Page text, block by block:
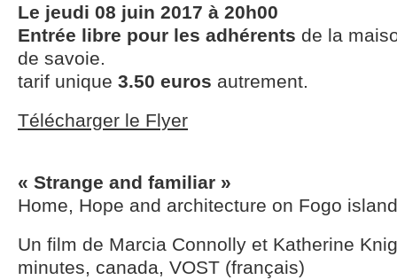
Le jeudi 08 juin 2017 à 20h00
Entrée libre pour les adhérents de la
de savoie.
tarif unique 3.50 euros autrement.
Télécharger le Flyer
« Strange and familiar »
Home, Hope and architecture on Fogo island
Un film de Marcia Connolly et Katherine
minutes, canada, VOST (français)